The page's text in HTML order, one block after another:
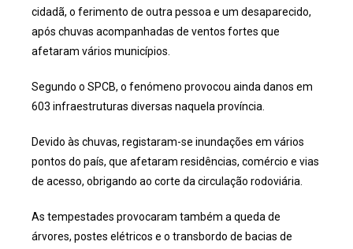
cidadã, o ferimento de outra pessoa e um desaparecido,
após chuvas acompanhadas de ventos fortes que
afetaram vários municípios.
Segundo o SPCB, o fenómeno provocou ainda danos em
603 infraestruturas diversas naquela província.
Devido às chuvas, registaram-se inundações em vários
pontos do país, que afetaram residências, comércio e vias
de acesso, obrigando ao corte da circulação rodoviária.
As tempestades provocaram também a queda de
árvores, postes elétricos e o transbordo de bacias de